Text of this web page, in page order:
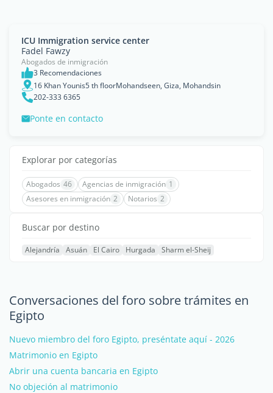
ICU Immigration service center
Fadel Fawzy
Abogados de inmigración
3 Recomendaciones
16 Khan Younis5 th floorMohandseen, Giza, Mohandsin
202-333 6365
Ponte en contacto
Explorar por categorías
Abogados 46 Agencias de inmigración 1
Asesores en inmigración 2 Notarios 2
Buscar por destino
Alejandría Asuán El Cairo Hurgada Sharm el-Sheij
Conversaciones del foro sobre trámites en
Egipto
Nuevo miembro del foro Egipto, preséntate aquí - 2026
Matrimonio en Egipto
Abrir una cuenta bancaria en Egipto
No objeción al matrimonio